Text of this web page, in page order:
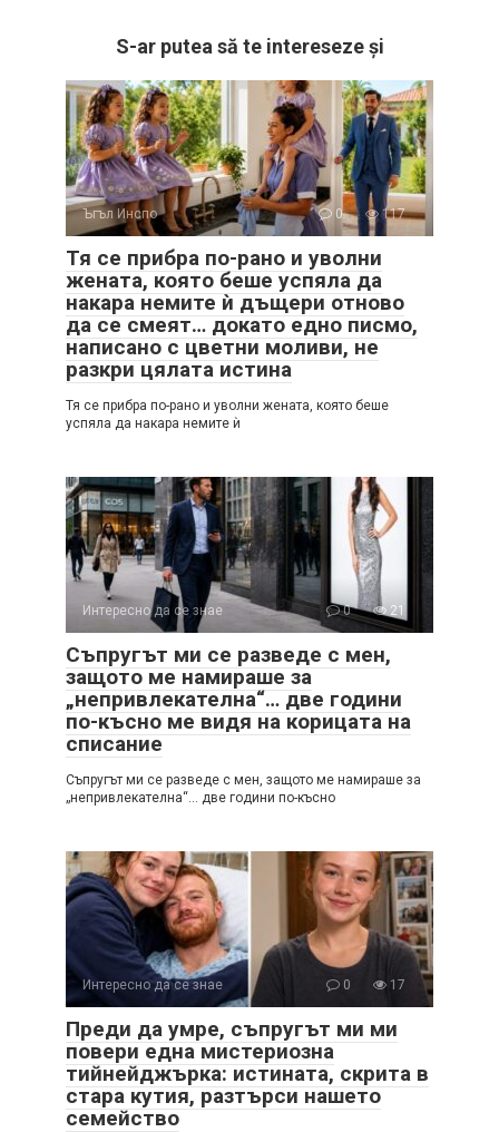
S-ar putea să te intereseze și
Ъгъл Инспо 0 117
Тя се прибра по-рано и уволни
жената, която беше успяла да
накара немите ѝ дъщери отново
да се смеят… докато едно писмо,
написано с цветни моливи, не
разкри цялата истина
Тя се прибра по-рано и уволни жената, която беше
успяла да накара немите ѝ
Интересно да се знае 0 21
Съпругът ми се разведе с мен,
защото ме намираше за
„непривлекателна“… две години
по-късно ме видя на корицата на
списание
Съпругът ми се разведе с мен, защото ме намираше за
„непривлекателна“… две години по-късно
Интересно да се знае 0 17
Преди да умре, съпругът ми ми
повери една мистериозна
тийнейджърка: истината, скрита в
стара кутия, разтърси нашето
семейство